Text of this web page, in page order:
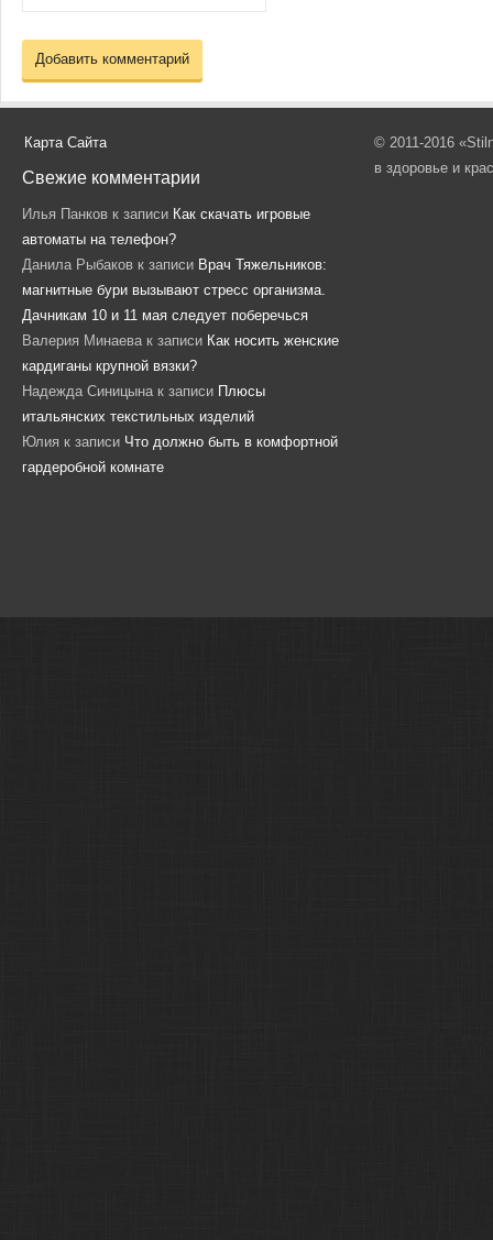
Карта Сайта
Свежие комментарии
Илья Панков к записи Как скачать игровые
автоматы на телефон?
Данила Рыбаков к записи Врач Тяжельников:
магнитные бури вызывают стресс организма.
Дачникам 10 и 11 мая следует поберечься
Валерия Минаева к записи Как носить женские
кардиганы крупной вязки?
Надежда Синицына к записи Плюсы
итальянских текстильных изделий
Юлия к записи Что должно быть в комфортной
гардеробной комнате
© 2011-2016
в здоровье и